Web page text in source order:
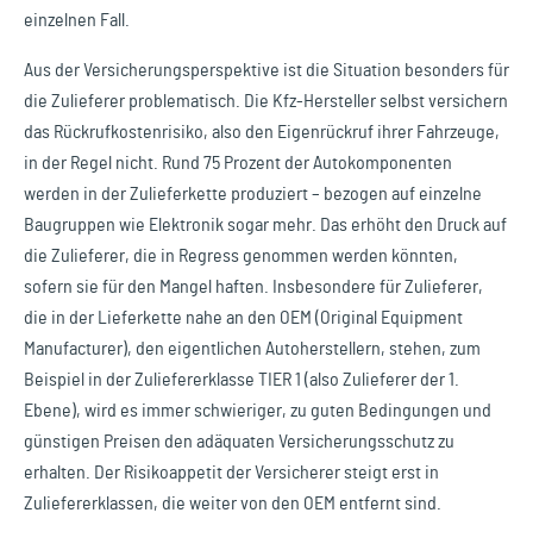
einzelnen Fall.
Aus der Versicherungsperspektive ist die Situation besonders für
die Zulieferer problematisch. Die Kfz-Hersteller selbst versichern
das Rückrufkostenrisiko, also den Eigenrückruf ihrer Fahrzeuge,
in der Regel nicht. Rund 75 Prozent der Autokomponenten
werden in der Zulieferkette produziert – bezogen auf einzelne
Baugruppen wie Elektronik sogar mehr. Das erhöht den Druck auf
die Zulieferer, die in Regress genommen werden könnten,
sofern sie für den Mangel haften. Insbesondere für Zulieferer,
die in der Lieferkette nahe an den OEM (Original Equipment
Manufacturer), den eigentlichen Autoherstellern, stehen, zum
Beispiel in der Zuliefererklasse TIER 1 (also Zulieferer der 1.
Ebene), wird es immer schwieriger, zu guten Bedingungen und
günstigen Preisen den adäquaten Versicherungsschutz zu
erhalten. Der Risikoappetit der Versicherer steigt erst in
Zuliefererklassen, die weiter von den OEM entfernt sind.